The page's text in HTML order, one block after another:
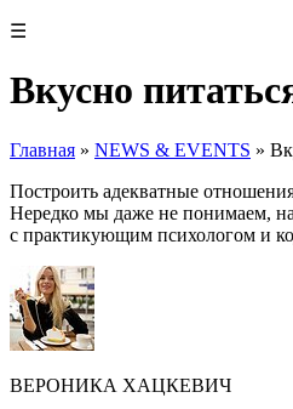
☰
Вкусно
Главная » NEWS & EVENTS »
Построить адекватные
Нередко мы даже не понимаем,
с практикующим психологом и
ВЕРОНИКА ХАЦКЕВИЧ